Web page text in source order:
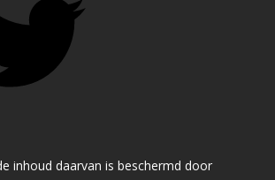
inhoud daarvan is beschermd door